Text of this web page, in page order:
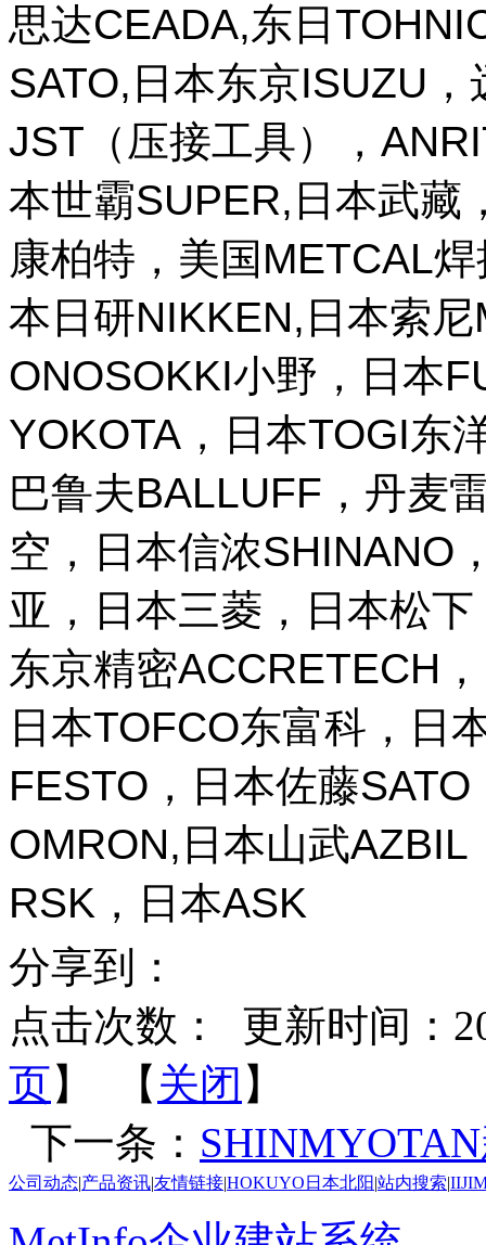
思达CEADA,东日
SATO,日本东京ISUZU
JST（压接工具），
本世霸SUPER,日本武藏
康柏特，美国METCAL
本日研NIKKEN,日本索
ONOSOKKI小野，日本
YOKOTA，日本TOGI东
巴鲁夫BALLUFF，丹麦
空，日本信浓SHINANO
亚，日本三菱，日本松
东京精密ACCRETECH
日本TOFCO东富科，日
FESTO，日本佐藤
OMRON,日本山武
RSK，日本ASK
分享到：
点击次数：
更新时间：
页】 【 关闭 】
下一条：
公司动态|产品资讯|友情链接|HOKUYO日本北阳|站内搜索|